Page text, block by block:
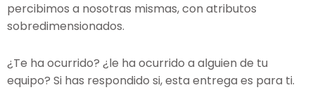
percibimos a nosotras mismas, con atributos
sobredimensionados.
¿Te ha ocurrido? ¿le ha ocurrido a alguien de tu
equipo? Si has respondido si, esta entrega es para ti.